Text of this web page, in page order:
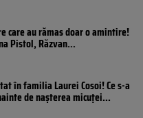
care au rămas doar o amintire!
Pistol, Răzvan...
în familia Laurei Cosoi! Ce s-a
de nașterea micuței...